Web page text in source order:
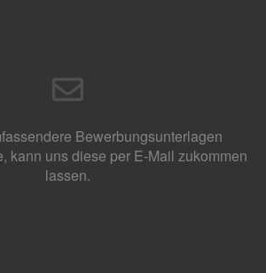
Bewerbungsunterlagen
kann uns diese per E-Mail zukommen
lassen.